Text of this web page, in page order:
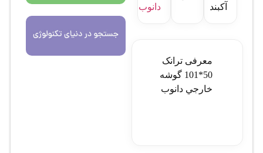
آکبند دانوب
معرفی ترانک
50*101 گوشه
خارجي دانوب